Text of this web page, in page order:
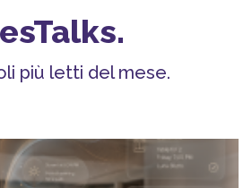
più letti del mese.